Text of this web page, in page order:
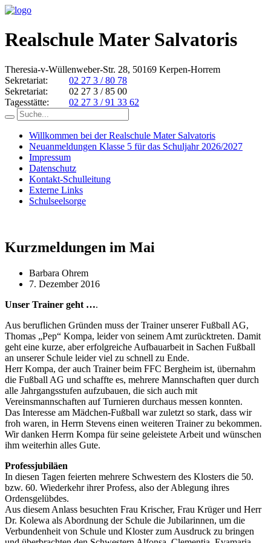
Realschule Mater Salvatoris
Theresia-v-Wüllenweber-Str. 28, 50169 Kerpen-Horrem
Sekretariat:
02 27 3 / 80 78
Sekretariat:
02 27 3 / 85 00
Tagesstätte:
02 27 3 / 91 33 62
Willkommen bei der Realschule Mater Salvatoris
Neuanmeldungen Klasse 5 für das Schuljahr 2026/2027
Impressum
Datenschutz
Kontakt-Schulleitung
Externe Links
Schulseelsorge
Kurzmeldungen im Mai
Barbara Ohrem
7. Dezember 2016
Unser Trainer geht ….
Aus beruflichen Gründen muss der Trainer unserer Fußball AG,
Thomas „Pep“ Kompa, leider von seinem Amt zurücktreten. Damit
geht eine kurze, aber erfolgreiche Aufbauarbeit in Sachen Fußball
an unserer Schule leider viel zu schnell zu Ende.
Herr Kompa, der auch Trainer beim FFC Bergheim ist, übernahm
die Fußball AG und schaffte es, mehrere Mannschaften quer durch
alle Jahrgangsstufen aufzubauen, die sich auch mit
Vereinsmannschaften auf Turnieren durchaus messen konnten.
Das Interesse am Mädchen-Fußball war zuletzt so stark, dass wir
froh waren, in Herrn Stevens einen weiteren Trainer zu bekommen.
Wir danken Herrn Kompa für seine geleistete Arbeit und wünschen
ihm weiterhin alles Gute.
Professjubiläen
In diesen Tagen feierten mehrere Schwestern des Klosters die 50.
bzw. 60. Wiederkehr ihrer Profess, also der Ablegung ihres
Ordensgelübdes.
Aus diesem Anlass besuchten Frau Krischer, Frau Krüger und Herr
Dr. Kolewa als Abordnung der Schule die Jubilarinnen, um die
Verbundenheit von Schule und Kloster zum Ausdruck zu bringen